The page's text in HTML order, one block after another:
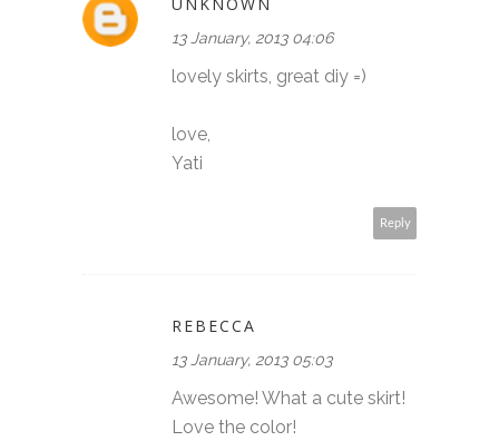
UNKNOWN
13 January, 2013 04:06
lovely skirts, great diy =)
love,
Yati
Reply
REBECCA
13 January, 2013 05:03
Awesome! What a cute skirt!
Love the color!